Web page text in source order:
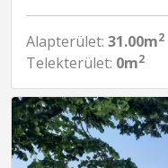
Alapterület: 31.00m2
Telekterület: 0m2